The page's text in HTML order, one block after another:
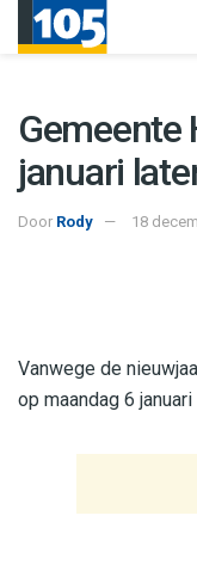
Gemeente
januari
Door Rody 18
Vanwege de
op maandag 6